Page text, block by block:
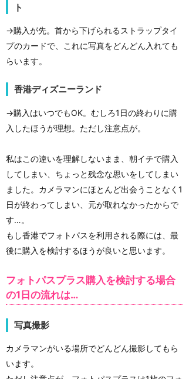
ト
→購入が先。首から下げられるストラップタイ
プのカードで、これに写真をどんどん入れても
らいます。
香港ディズニーランド
→購入はいつでもOK。むしろ1日の終わりに購
入したほうが理想。ただし注意点が。
私はこの違いを理解しないまま、朝イチで購入
してしまい、ちょっと残念な思いをしてしまい
ました。カメラマンにほとんど出会うことなく1
日が終わってしまい、元が取れなかったからで
す…。
もし香港でフォトパスを利用される際には、最
後に購入を検討するほうが良いと思います。
フォトパスプラス購入を検討する場合
の1日の流れは…
写真撮影
カメラマンがいる場所でどんどん撮影してもら
います。